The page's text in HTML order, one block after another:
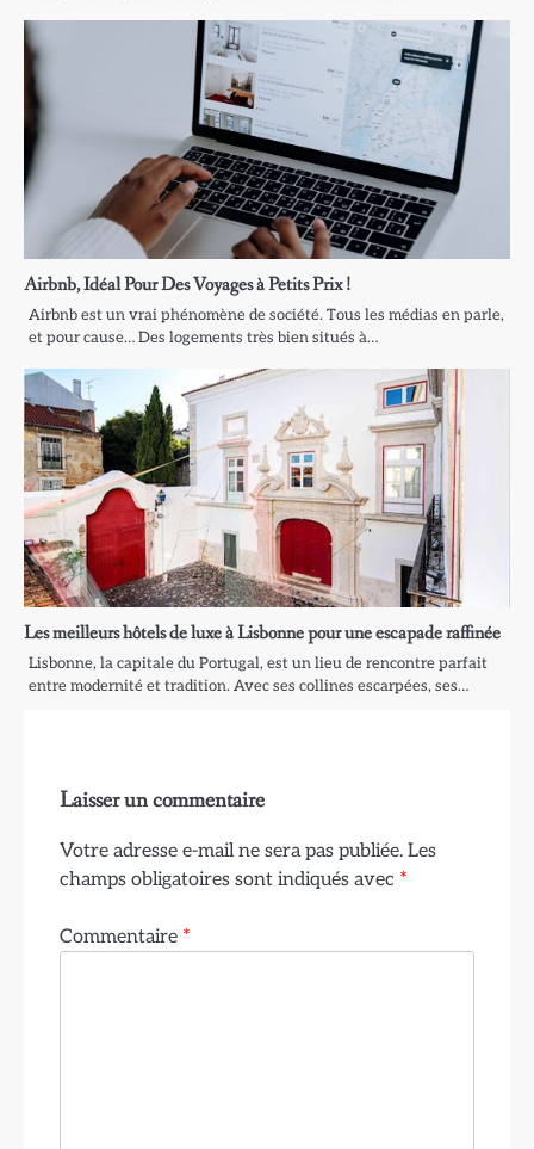
Airbnb, Idéal Pour Des Voyages à Petits Prix !
Airbnb est un vrai phénomène de société. Tous les médias en parle,
et pour cause… Des logements très bien situés à…
Les meilleurs hôtels de luxe à Lisbonne pour une escapade raffinée
Lisbonne, la capitale du Portugal, est un lieu de rencontre parfait
entre modernité et tradition. Avec ses collines escarpées, ses…
Laisser un commentaire
Votre adresse e-mail ne sera pas publiée. Les
champs obligatoires sont indiqués avec *
Commentaire *